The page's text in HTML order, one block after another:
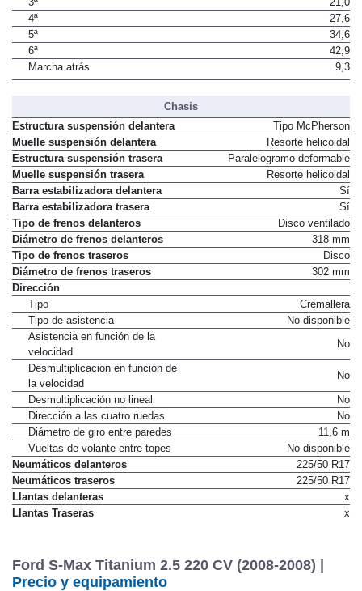
4ª
27,6
5ª
34,6
6ª
42,9
Marcha atrás
9,3
Chasis
Estructura suspensión delantera
Tipo McPherson
Muelle suspensión delantera
Resorte helicoidal
Estructura suspensión trasera
Paralelogramo deformable
Muelle suspensión trasera
Resorte helicoidal
Barra estabilizadora delantera
Sí
Barra estabilizadora trasera
Sí
Tipo de frenos delanteros
Disco ventilado
Diámetro de frenos delanteros
318 mm
Tipo de frenos traseros
Disco
Diámetro de frenos traseros
302 mm
Dirección
Tipo
Cremallera
Tipo de asistencia
No disponible
Asistencia en función de la
velocidad
No
Desmultiplicacion en función de
la velocidad
No
Desmultiplicación no lineal
No
Dirección a las cuatro ruedas
No
Diámetro de giro entre paredes
11,6 m
Vueltas de volante entre topes
No disponible
Neumáticos delanteros
225/50 R17
Neumáticos traseros
225/50 R17
Llantas delanteras
x
Llantas Traseras
x
Ford S-Max Titanium 2.5 220 CV (2008-2008) |
Precio y equipamiento